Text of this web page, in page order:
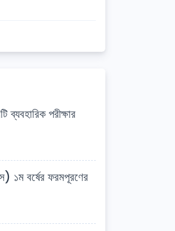
পরীক্ষার
১ম বর্ষের ফরমপূরণের